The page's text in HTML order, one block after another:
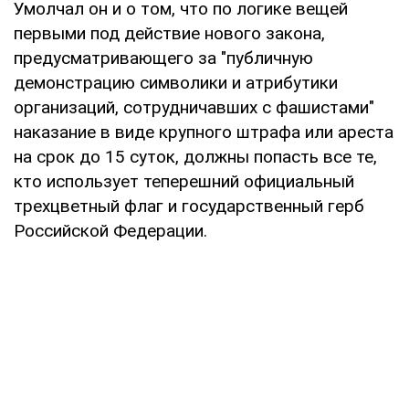
Умолчал он и о том, что по логике вещей
первыми под действие нового закона,
предусматривающего за "публичную
демонстрацию символики и атрибутики
организаций, сотрудничавших с фашистами"
наказание в виде крупного штрафа или ареста
на срок до 15 суток, должны попасть все те,
кто использует теперешний официальный
трехцветный флаг и государственный герб
Российской Федерации.